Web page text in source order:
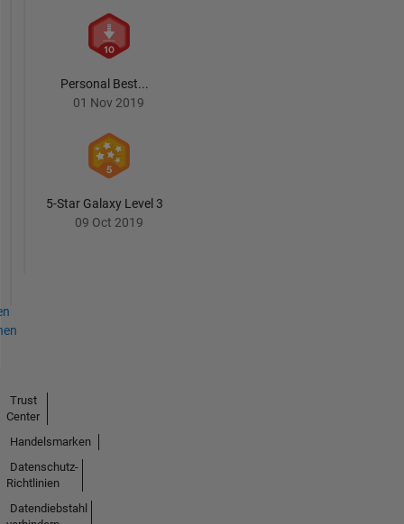
Personal Best...
01 Nov 2019
5-Star Galaxy Level 3
09 Oct 2019
Trust
Center
Handelsmarken
Datenschutz-
Richtlinien
Datendiebstahl